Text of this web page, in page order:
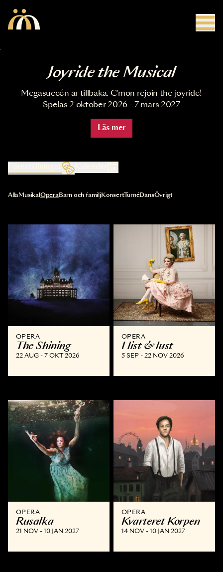
Joyride the Musical
Megasuccén är tillbaka. C'mon rejoin the joyride!
Spelas 2 oktober 2026 - 7 mars 2027
Läs mer
Kalender
Val av kategori uppdaterar innehållet automatiskt
AllaMusikal OperaBarn och familjKonsertTurnéDansÖvrigt
OPERA
The Shining
22 AUG - 7 OKT 2026
OPERA
I list & lust
5 SEP - 22 NOV 2026
OPERA
Rusalka
21 NOV - 10 JAN 2027
OPERA
Kvarteret Korpen
14 NOV - 10 JAN 2027